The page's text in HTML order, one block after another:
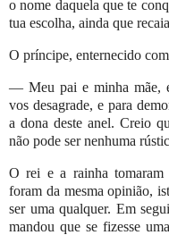
o nome daquela que te
tua escolha, ainda que
O príncipe, enternecido
— Meu pai e minha mãe,
vos desagrade, e para
a dona deste anel. Creio
não pode ser nenhuma
O rei e a rainha tomaram
foram da mesma opinião,
ser uma qualquer. Em
mandou que se fizesse